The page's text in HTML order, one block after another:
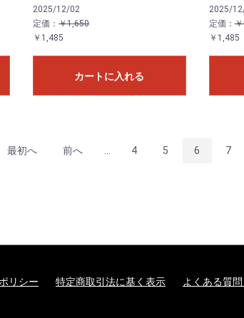
2025/12/02
定価：￥1,650
￥1,485
カートに入れる
2025/
定価：
￥1,485
最初へ 前へ 4 5 6 7
リシー 特定商取引法に基く表示 よくある質